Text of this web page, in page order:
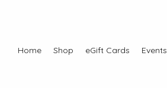
Home Shop eGift Cards Events